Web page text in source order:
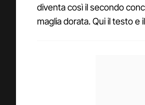
diventa così il secondo
maglia dorata. Qui il testo e